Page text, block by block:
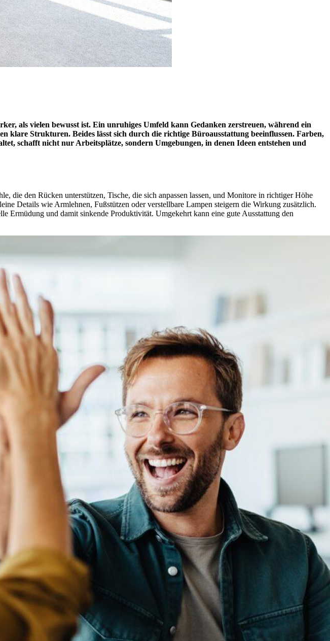
als vielen bewusst ist. Ein unruhiges Umfeld kann Gedanken zerstreuen, während ein
Strukturen. Beides lässt sich durch die richtige Büroausstattung beeinflussen. Farben,
schafft nicht nur Arbeitsplätze, sondern Umgebungen, in denen Ideen entstehen und
die den Rücken unterstützen, Tische, die sich anpassen lassen, und Monitore in richtiger Höhe
Details wie Armlehnen, Fußstützen oder verstellbare Lampen steigern die Wirkung zusätzlich.
Ermüdung und damit sinkende Produktivität. Umgekehrt kann eine gute Ausstattung den